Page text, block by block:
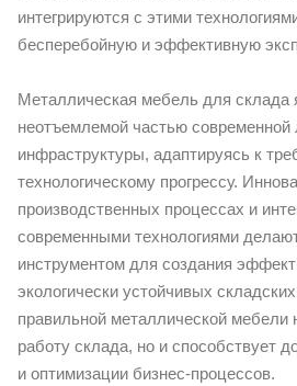
интегрируются с этими
бесперебойную и эффективную
Металлическая мебель для склада
неотъемлемой частью современной
инфраструктуры, адаптируясь к
технологическому прогрессу.
производственных процессах и
современными технологиями
инструментом для создания
экологически устойчивых
правильной металлической мебели
работу склада, но и способствует
и оптимизации бизнес-процессов.